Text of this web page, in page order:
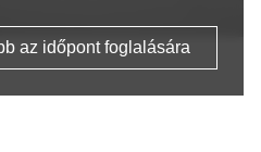
az időpont foglalására